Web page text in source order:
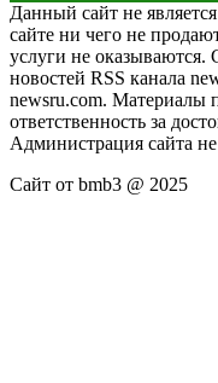
Данный сайт не
сайте ни чего не
услуги не оказываются.
новостей RSS канала
newsru.com. Материалы
ответственность за
Администрация сайта не
Сайт от bmb3 @ 2025